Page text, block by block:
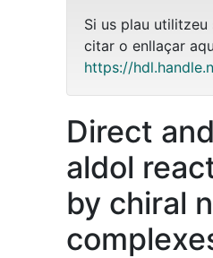
Si us plau
citar o enllaçar
https://
Direct
aldol
by chiral